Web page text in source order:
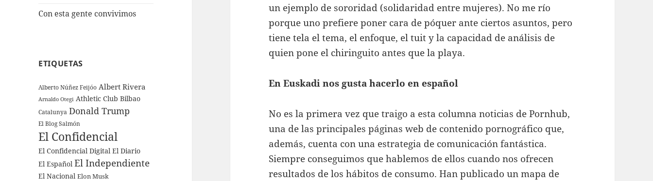
Con esta gente convivimos
ETIQUETAS
Alberto Núñez Feijóo Albert Rivera
Arnaldo Otegi Athletic Club Bilbao
Catalunya Donald Trump
El Blog Salmón
El Confidencial
El Confidencial Digital El Diario
El Español El Independiente
El Nacional Elon Musk
un ejemplo de sororidad (solidaridad entre mujeres). No me río
porque uno prefiere poner cara de póquer ante ciertos asuntos, pero
tiene tela el tema, el enfoque, el tuit y la capacidad de análisis de
quien pone el chiringuito antes que la playa.
En Euskadi nos gusta hacerlo en español
No es la primera vez que traigo a esta columna noticias de Pornhub,
una de las principales páginas web de contenido pornográfico que,
además, cuenta con una estrategia de comunicación fantástica.
Siempre conseguimos que hablemos de ellos cuando nos ofrecen
resultados de los hábitos de consumo. Han publicado un mapa de